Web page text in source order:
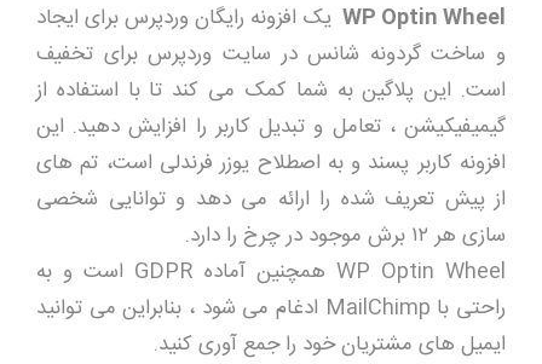
WP Optin Wheel یک افزونه رایگان وردپرس برای ایجاد
و ساخت گردونه شانس در سایت وردپرس برای تخفیف
است. این پلاگین به شما کمک می کند تا با استفاده از
گیمیفیکیشن ، تعامل و تبدیل کاربر را افزایش دهید. این
افزونه کاربر پسند و به اصطلاح یوزر فرندلی است، تم های
از پیش تعریف شده را ارائه می دهد و توانایی شخصی
سازی هر ۱۲ برش موجود در چرخ را دارد.
WP Optin Wheel همچنین آماده GDPR است و به
راحتی با MailChimp ادغام می شود ، بنابراین می توانید
ایمیل های مشتریان خود را جمع آوری کنید.